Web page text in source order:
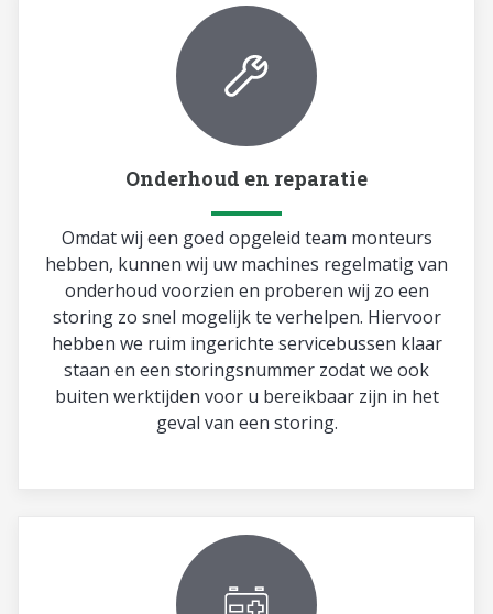
Onderhoud en reparatie
Omdat wij een goed opgeleid team monteurs
hebben, kunnen wij uw machines regelmatig van
onderhoud voorzien en proberen wij zo een
storing zo snel mogelijk te verhelpen. Hiervoor
hebben we ruim ingerichte servicebussen klaar
staan en een storingsnummer zodat we ook
buiten werktijden voor u bereikbaar zijn in het
geval van een storing.